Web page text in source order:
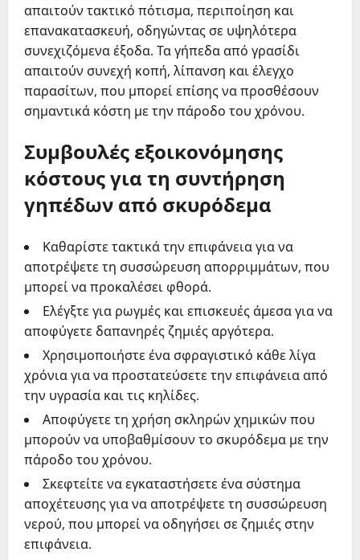
απαιτούν τακτικό πότισμα, περιποίηση και
επανακατασκευή, οδηγώντας σε υψηλότερα
συνεχιζόμενα έξοδα. Τα γήπεδα από γρασίδι
απαιτούν συνεχή κοπή, λίπανση και έλεγχο
παρασίτων, που μπορεί επίσης να προσθέσουν
σημαντικά κόστη με την πάροδο του χρόνου.
Συμβουλές εξοικονόμησης
κόστους για τη συντήρηση
γηπέδων από σκυρόδεμα
Καθαρίστε τακτικά την επιφάνεια για να
αποτρέψετε τη συσσώρευση απορριμμάτων, που
μπορεί να προκαλέσει φθορά.
Ελέγξτε για ρωγμές και επισκευές άμεσα για να
αποφύγετε δαπανηρές ζημιές αργότερα.
Χρησιμοποιήστε ένα σφραγιστικό κάθε λίγα
χρόνια για να προστατεύσετε την επιφάνεια από
την υγρασία και τις κηλίδες.
Αποφύγετε τη χρήση σκληρών χημικών που
μπορούν να υποβαθμίσουν το σκυρόδεμα με την
πάροδο του χρόνου.
Σκεφτείτε να εγκαταστήσετε ένα σύστημα
αποχέτευσης για να αποτρέψετε τη συσσώρευση
νερού, που μπορεί να οδηγήσει σε ζημιές στην
επιφάνεια.